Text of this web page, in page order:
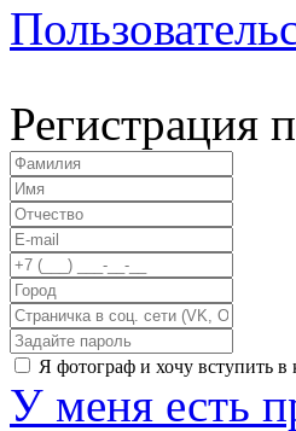
Регистрация
Я фотограф и хочу вступить
У меня есть